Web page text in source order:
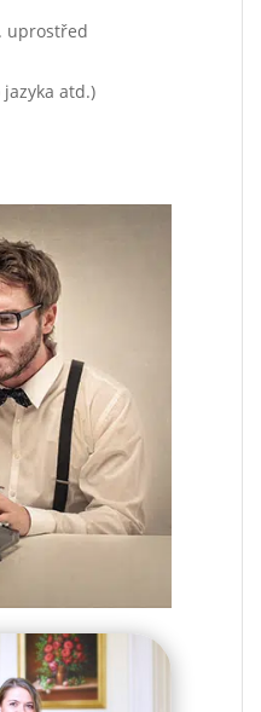
uprostřed
atd.)